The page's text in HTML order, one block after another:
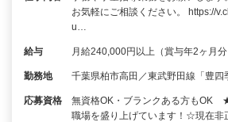
お気軽にご相談ください。 https://
u…
給与 月給240,000円以上（賞与年2ヶ月分
勤務地 千葉県柏市高田／東武野田線「豊四
応募資格
無資格OK・ブランクある方もOK
職場を盛り上げています！☆現在非